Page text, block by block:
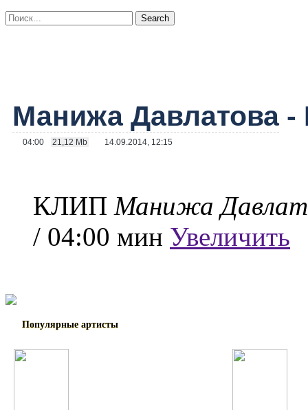
Манижа Давлатова -
04:00 21,12 Mb 14.09.2014, 12:15
КЛИП Манижа
/ 04:00 мин Увеличить
Популярные артисты